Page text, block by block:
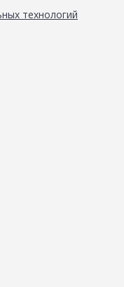
технологий